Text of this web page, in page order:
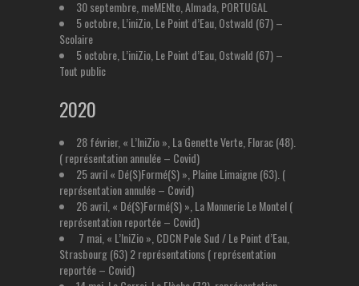
30 septembre, meMENto, Almada, PORTUGAL
5 octobre, L’iniZio, Le Point d’Eau, Ostwald (67) –
Scolaire
5 octobre, L’iniZio, Le Point d’Eau, Ostwald (67) –
Tout public
2020
28 février, « L’IniZio », La Genette Verte, Florac (48).
( représentation annulée – Covid)
25 avril « Dé(S)Formé(S) », Plaine Limaigne (63). (
représentation annulée – Covid)
26 avril, « Dé(S)Formé(S) », La Monnerie Le Montel (
représentation reportée – Covid)
7 mai, « L’IniZio », CDCN Pole Sud / Le Point d’Eau,
Strasbourg (63) 2 représentations ( représentation
reportée – Covid)